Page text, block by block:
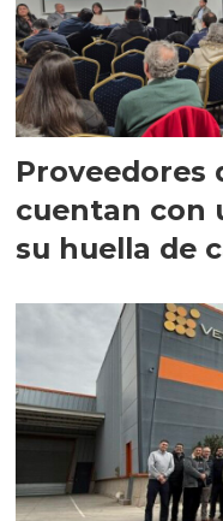
Proveedores
cuentan con
su huella de